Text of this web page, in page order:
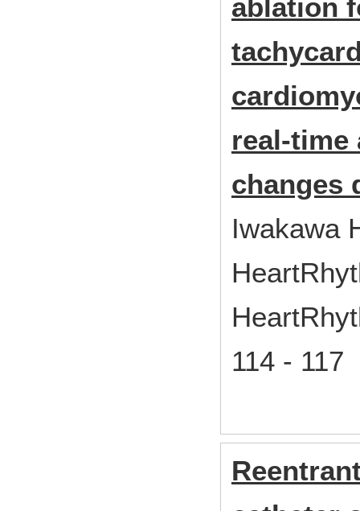
ablation
real-time
changes
Iwakawa
114 -